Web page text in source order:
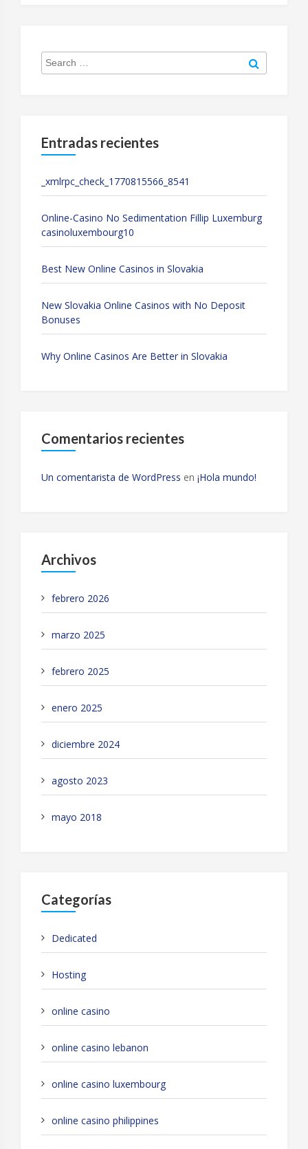
Search
for:
Entradas recientes
_xmlrpc_check_1770815566_8541
Online-Casino No Sedimentation Fillip Luxemburg
casinoluxembourg10
Best New Online Casinos in Slovakia
New Slovakia Online Casinos with No Deposit
Bonuses
Why Online Casinos Are Better in Slovakia
Comentarios recientes
Un comentarista de WordPress en ¡Hola mundo!
Archivos
febrero 2026
marzo 2025
febrero 2025
enero 2025
diciembre 2024
agosto 2023
mayo 2018
Categorías
Dedicated
Hosting
online casino
online casino lebanon
online casino luxembourg
online casino philippines